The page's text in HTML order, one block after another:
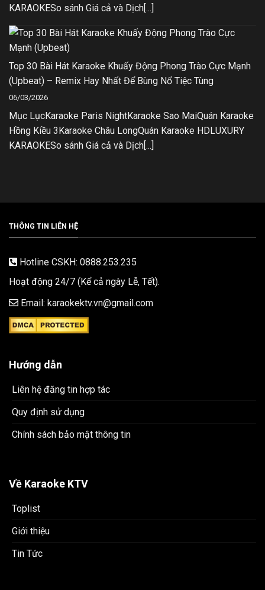
KARAOKESo sánh Giá cả và Dịch[...]
Top 30 Bài Hát Karaoke Khuấy Động Phong Trào Cực Mạnh
(Upbeat) – Remix Hay Nhất Để Bùng Nổ Tiệc Tùng
06/03/2026
Mục LụcKaraoke Paris NightKaraoke Sao MaiQuán Karaoke
Hồng Kiều 3Karaoke Châu LongQuán Karaoke HDLUXURY
KARAOKESo sánh Giá cả và Dịch[...]
THÔNG TIN LIÊN HỆ
Hotline CSKH: 0888.253.235
Hoạt động 24/7 (Kể cả ngày Lễ, Tết).
Email: karaokektv.vn@gmail.com
Hướng dẫn
Liên hệ đăng tin hợp tác
Quy định sử dụng
Chính sách bảo mật thông tin
Về Karaoke KTV
Toplist
Giới thiệu
Tin Tức